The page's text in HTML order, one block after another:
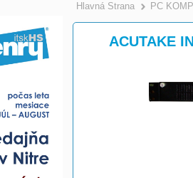
Hlavná Strana PC
ACUTAKE